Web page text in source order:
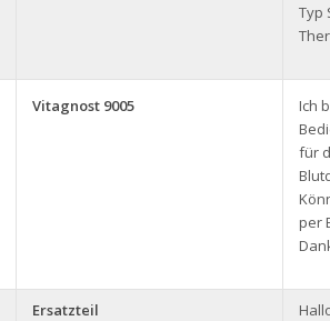
Typ
Vitagnost 9005
Ich
für
per
Ersatzteil